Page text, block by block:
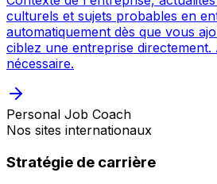
culturels et sujets probables en
automatiquement dès que vous
ciblez une entreprise
nécessaire.
Personal Job Coach
Nos sites internationaux
Stratégie de carrière